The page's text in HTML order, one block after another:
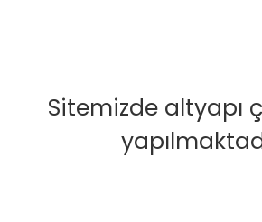
Sitemizde altyapı